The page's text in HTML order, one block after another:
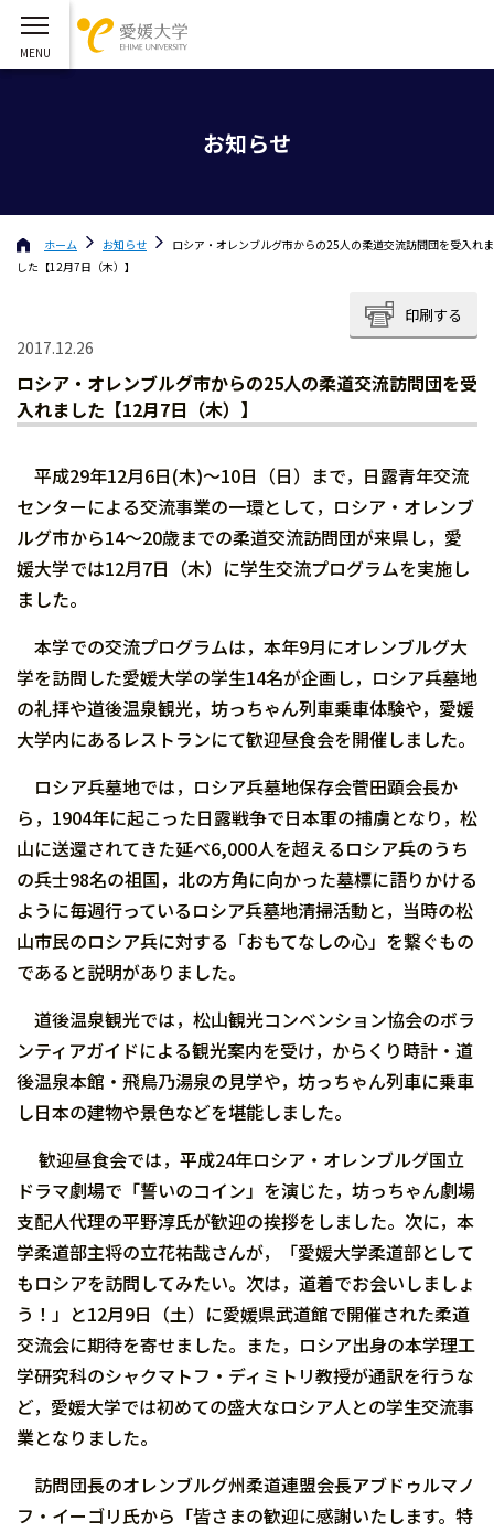
お知らせ
ホーム お知らせ
ロシア・オレンブルグ市からの25人の柔道交流訪問団を受入れま
した【12月7日（木）】
印刷する
2017.12.26
ロシア・オレンブルグ市からの25人の柔道交流訪問団を受
入れました【12月7日（木）】
平成29年12月6日(木)～10日（日）まで，日露青年交流
センターによる交流事業の一環として，ロシア・オレンブ
ルグ市から14～20歳までの柔道交流訪問団が来県し，愛
媛大学では12月7日（木）に学生交流プログラムを実施し
ました。
本学での交流プログラムは，本年9月にオレンブルグ大
学を訪問した愛媛大学の学生14名が企画し，ロシア兵墓地
の礼拝や道後温泉観光，坊っちゃん列車乗車体験や，愛媛
大学内にあるレストランにて歓迎昼食会を開催しました。
ロシア兵墓地では，ロシア兵墓地保存会菅田顕会長か
ら，1904年に起こった日露戦争で日本軍の捕虜となり，松
山に送還されてきた延べ6,000人を超えるロシア兵のうち
の兵士98名の祖国，北の方角に向かった墓標に語りかける
ように毎週行っているロシア兵墓地清掃活動と，当時の松
山市民のロシア兵に対する「おもてなしの心」を繋ぐもの
であると説明がありました。
道後温泉観光では，松山観光コンベンション協会のボラ
ンティアガイドによる観光案内を受け，からくり時計・道
後温泉本館・飛鳥乃湯泉の見学や，坊っちゃん列車に乗車
し日本の建物や景色などを堪能しました。
歓迎昼食会では，平成24年ロシア・オレンブルグ国立
ドラマ劇場で「誓いのコイン」を演じた，坊っちゃん劇場
支配人代理の平野淳氏が歓迎の挨拶をしました。次に，本
学柔道部主将の立花祐哉さんが，「愛媛大学柔道部として
もロシアを訪問してみたい。次は，道着でお会いしましょ
う！」と12月9日（土）に愛媛県武道館で開催された柔道
交流会に期待を寄せました。また， ロシア出身の本学理工
学研究科のシャクマトフ・ディミトリ教授が通訳を行うな
ど，愛媛大学では初めての盛大なロシア人との学生交流事
業となりました。
訪問団長のオレンブルグ州柔道連盟会長アブドゥルマノ
フ・イーゴリ氏から「皆さまの歓迎に感謝いたします。特